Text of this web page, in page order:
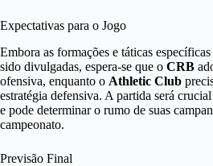
Expectativas para o Jogo
Embora as formações e táticas
sido divulgadas, espera-se que o CRB
ofensiva, enquanto o Athletic Club
estratégia defensiva. A partida será
e pode determinar o rumo de suas
campeonato.
Previsão Final